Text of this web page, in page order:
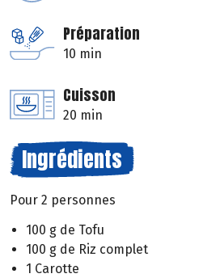
Préparation
10 min
Cuisson
20 min
Ingrédients
Pour 2 personnes
100 g de Tofu
100 g de Riz complet
1 Carotte